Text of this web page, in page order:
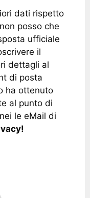
dati rispetto
posso che
ufficiale
il
dettagli al
di posta
ha ottenuto
al punto di
le eMail di